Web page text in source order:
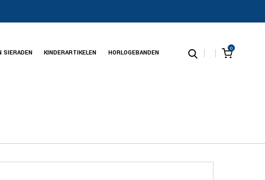
0
SIERADEN KINDERARTIKELEN HORLOGEBANDEN